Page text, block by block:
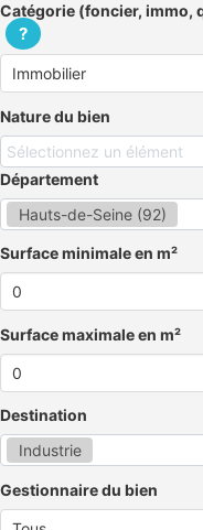
Catégorie (foncier, immo,
?
Nature du bien
Sélectionnez un élément
Département
Hauts-de-Seine (92)
Surface minimale en m²
Surface maximale en m²
Destination
Industrie
Gestionnaire du bien